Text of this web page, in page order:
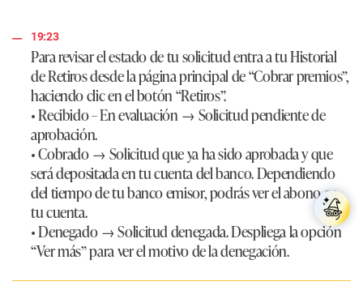
19:23
Para revisar el estado de tu solicitud entra a tu Historial
de Retiros desde la página principal de “Cobrar premios”,
haciendo clic en el botón “Retiros”.
•Recibido– En evaluación → Solicitud pendiente de
aprobación.
•Cobrado→ Solicitud que ya ha sido aprobada y que
será depositada en tu cuenta del banco. Dependiendo
del tiempo de tu banco emisor, podrás ver el abono en
tu cuenta.
•Denegado→ Solicitud denegada. Despliega la opción
“Ver más” para ver el motivo de la denegación.